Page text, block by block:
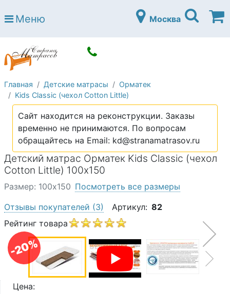
Страна матрасов
Open submenu (Матрасы)
Open submenu (Кровати)
Кровати
Open submenu (Аксессуары)
Open submenu (Диваны)
Диваны
Open submenu (Постельное белье)
Постельное белье
Open submenu (Мебель)
Мебель
Open submenu (Основания)
Основания
Open submenu (Детские матрасы)
Детские матрасы
Open submenu (Детские кровати)
Детские кровати
Open submenu (Шкафы)
Шкафы
О компании
Контакты
Доставка по городу
Меню Москва
Главная Детские матрасы
Орматек
Kids Classic (чехол Cotton Little)
Сайт находится на реконструкции. Заказы
временно не принимаются. По вопросам
обращайтесь на Email: kd@stranamatrasov.ru
Детский матрас Орматек Kids Classic (чехол
Cotton Little) 100х150
-20%
Размер: 100х150 Посмотреть все размеры
Отзывы покупателей (3) Артикул: 82
Рейтинг товара
Цена: